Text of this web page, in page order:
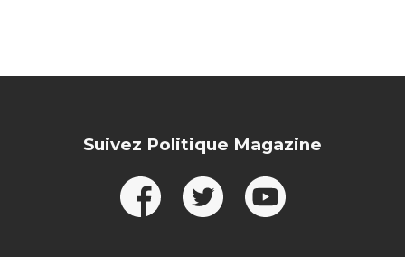
Suivez Politique Magazine